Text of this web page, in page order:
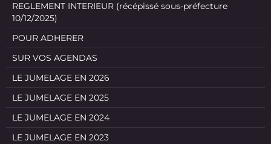
REGLEMENT INTERIEUR (récépissé sous-préfecture
10/12/2025)
POUR ADHERER
SUR VOS AGENDAS
LE JUMELAGE EN 2026
LE JUMELAGE EN 2025
LE JUMELAGE EN 2024
LE JUMELAGE EN 2023